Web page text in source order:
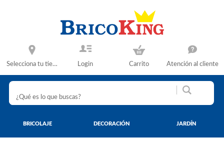
Selecciona tu tienda Login Carrito Atención al cliente
BRICOLAJE DECORACIÓN JARDÍN